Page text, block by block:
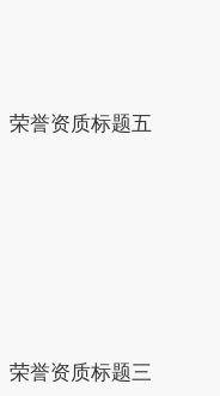
荣誉资质标题五
荣誉资质标题三